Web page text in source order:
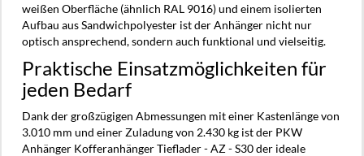
weißen Oberfläche (ähnlich RAL 9016) und einem isolierten
Aufbau aus Sandwichpolyester ist der Anhänger nicht nur
optisch ansprechend, sondern auch funktional und vielseitig.
Praktische Einsatzmöglichkeiten für
jeden Bedarf
Dank der großzügigen Abmessungen mit einer Kastenlänge von
3.010 mm und einer Zuladung von 2.430 kg ist der PKW
Anhänger Kofferanhänger Tieflader - AZ - S30 der ideale